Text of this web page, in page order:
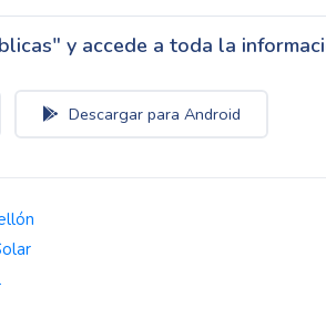
y accede a toda la
Descargar para Android